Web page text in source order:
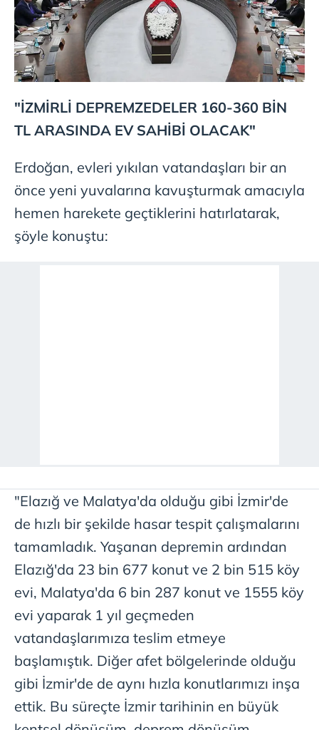
"İZMİRLİ DEPREMZEDELER 160-360 BİN
TL ARASINDA EV SAHİBİ OLACAK"
Erdoğan, evleri yıkılan vatandaşları bir an
önce yeni yuvalarına kavuşturmak amacıyla
hemen harekete geçtiklerini hatırlatarak,
şöyle konuştu:
"Elazığ ve Malatya'da olduğu gibi İzmir'de
de hızlı bir şekilde hasar tespit çalışmalarını
tamamladık. Yaşanan depremin ardından
Elazığ'da 23 bin 677 konut ve 2 bin 515 köy
evi, Malatya'da 6 bin 287 konut ve 1555 köy
evi yaparak 1 yıl geçmeden
vatandaşlarımıza teslim etmeye
başlamıştık. Diğer afet bölgelerinde olduğu
gibi İzmir'de de aynı hızla konutlarımızı inşa
ettik. Bu süreçte İzmir tarihinin en büyük